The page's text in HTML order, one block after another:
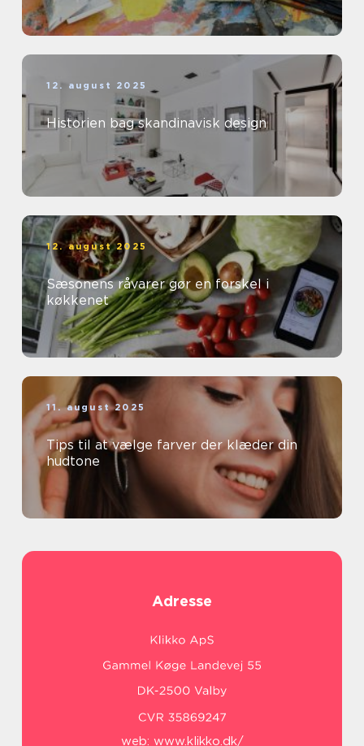
12. august 2025
Historien bag skandinavisk design
12. august 2025
Sæsonens råvarer gør en forskel i
køkkenet
11. august 2025
Tips til at vælge farver der klæder din
hudtone
Adresse
web: www.klikko.dk/